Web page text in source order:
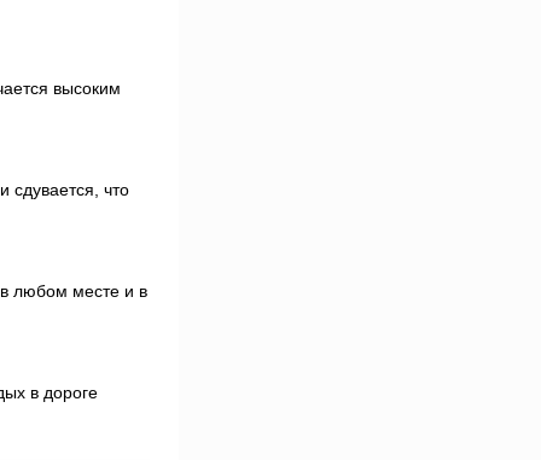
высоким
сдувается, что
в любом месте и в
в дороге